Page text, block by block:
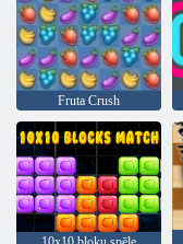
Fruta Crush